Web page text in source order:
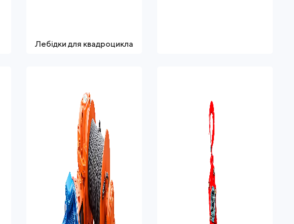
Лебідки для квадроцикла